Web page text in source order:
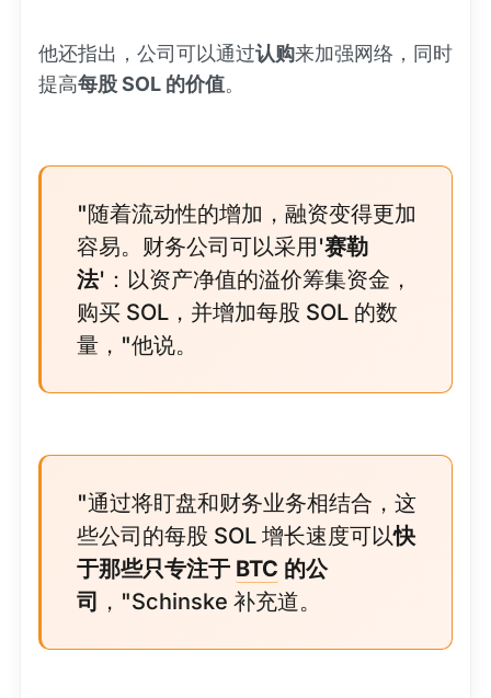
他还指出，公司可以通过认购来加强网络，同时
提高每股 SOL 的价值。
"随着流动性的增加，融资变得更加
容易。财务公司可以采用'赛勒
法'：以资产净值的溢价筹集资金，
购买 SOL，并增加每股 SOL 的数
量，"他说。
"通过将盯盘和财务业务相结合，这
些公司的每股 SOL 增长速度可以快
于那些只专注于 BTC 的公
司 ，"Schinske 补充道。